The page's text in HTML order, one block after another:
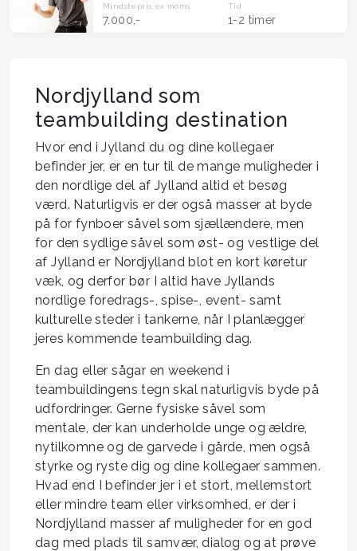
Mindstepris ex moms
7.000,-
Tid
1-2 timer
Nordjylland som
teambuilding destination
Hvor end i Jylland du og dine kollegaer
befinder jer, er en tur til de mange muligheder i
den nordlige del af Jylland altid et besøg
værd. Naturligvis er der også masser at byde
på for fynboer såvel som sjællændere, men
for den sydlige såvel som øst- og vestlige del
af Jylland er Nordjylland blot en kort køretur
væk, og derfor bør I altid have Jyllands
nordlige foredrags-, spise-, event- samt
kulturelle steder i tankerne, når I planlægger
jeres kommende teambuilding dag.
En dag eller sågar en weekend i
teambuildingens tegn skal naturligvis byde på
udfordringer. Gerne fysiske såvel som
mentale, der kan underholde unge og ældre,
nytilkomne og de garvede i gårde, men også
styrke og ryste dig og dine kollegaer sammen.
Hvad end I befinder jer i et stort, mellemstort
eller mindre team eller virksomhed, er der i
Nordjylland masser af muligheder for en god
dag med plads til samvær, dialog og at prøve